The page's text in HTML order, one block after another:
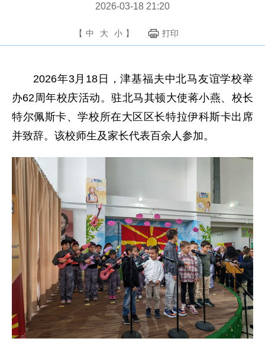
2026-03-18 21:20
【 中 大 小 】 打印
2026年3月18日，津基福夫中北马友谊学校举
办62周年校庆活动。驻北马其顿大使蒋小燕、校长
特尔佩斯卡、学校所在大区区长特拉伊科斯卡出席
并致辞。该校师生及家长代表百余人参加。